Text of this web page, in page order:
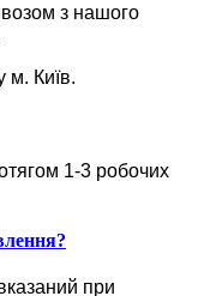
з нашого
м. Київ.
1-3 робочих
при